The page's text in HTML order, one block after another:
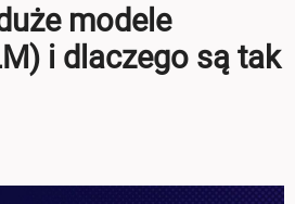
modele
i dlaczego są tak